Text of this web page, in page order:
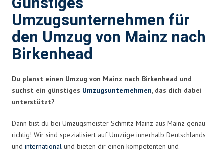
Umzugsunternehmen für
den Umzug von Mainz nach
Birkenhead
Du planst einen Umzug von Mainz nach Birkenhead und
suchst ein günstiges Umzugsunternehmen, das dich dabei
unterstützt?
Dann bist du bei Umzugsmeister Schmitz Mainz aus Mainz genau
richtig! Wir sind spezialisiert auf Umzüge innerhalb Deutschlands
und international und bieten dir einen kompetenten und